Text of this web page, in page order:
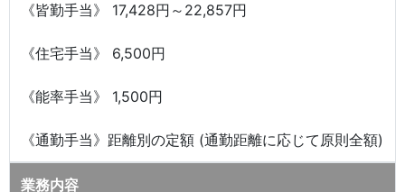
《皆勤手当》 17,428円～22,857円
《住宅手当》 6,500円
《能率手当》 1,500円
《通勤手当》距離別の定額 (通勤距離に応じて原則全額)
業務内容